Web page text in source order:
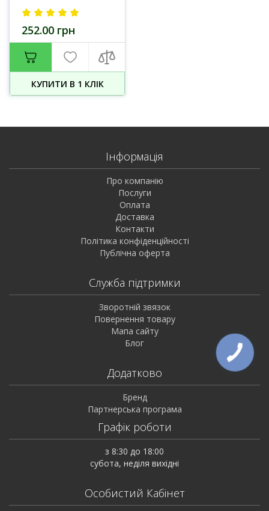
252.00 грн
КУПИТИ В 1 КЛIК
Інформація
Про компанію
Послуги
Оплата
Доставка
Контакти
Політика конфіденційності
Публічна оферта
Служба підтримки
Зворотній звязок
Повернення товару
Мапа сайту
Блог
Додатково
Бренд
Партнерська програма
Графік роботи
з 8:30 до 18:00
субота, неділя вихідні
Особистий Кабінет